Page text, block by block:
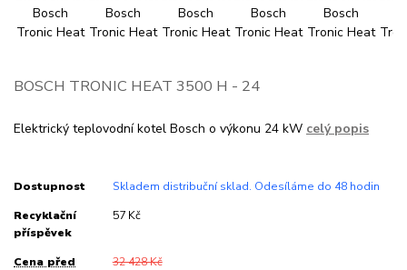
BOSCH TRONIC HEAT 3500 H - 24
Elektrický teplovodní kotel Bosch o výkonu 24 kW celý popis
Dostupnost Skladem distribuční sklad. Odesíláme do 48 hodin
Recyklační
příspěvek
57 Kč
Cena před
32 428 Kč